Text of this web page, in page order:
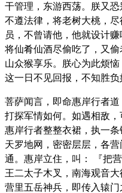
干管理，东游西荡。朕又
不遵法律，将老树大桃，
员，不曾请他，他就设计
将仙肴仙酒尽偷吃了，又
山众猴享乐。朕心为此烦恼
这一日不见回报，不知胜负
菩萨闻言，即命惠岸行者道
打探军情如何。如遇相敌，
惠岸行者整整衣裙，执一
天罗地网，密密层层，各
通。惠岸立住，叫： 『把
王二太子木叉，南海观音
营里五岳神兵，即传入辕